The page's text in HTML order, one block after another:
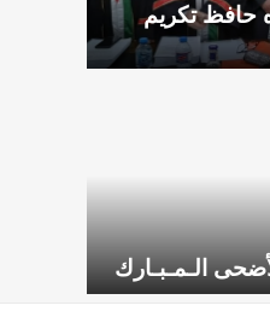
حافظ تكريم
الـمـبـارك